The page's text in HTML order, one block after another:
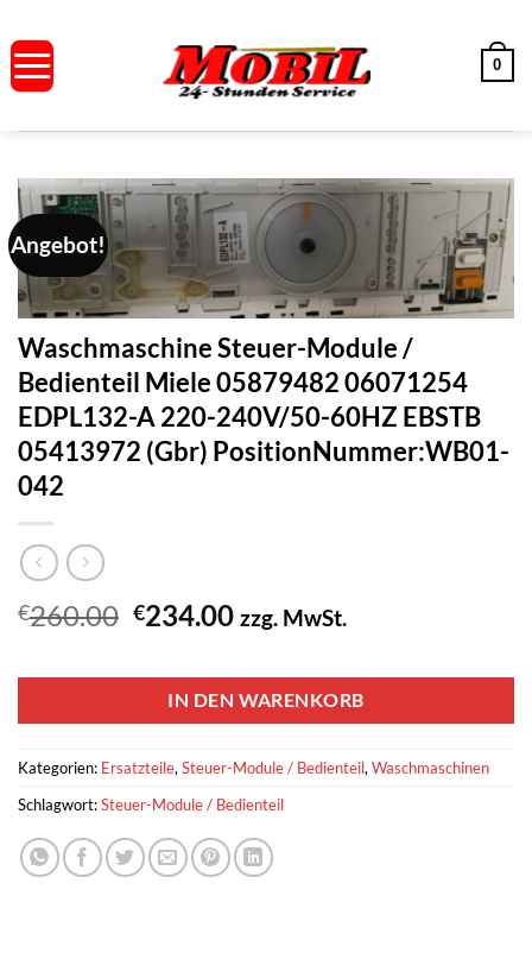
Inhalt
springen
0
Angebot!
Waschmaschine Steuer-Module /
Bedienteil Miele 05879482 06071254
EDPL132-A 220-240V/50-60HZ EBSTB
05413972 (Gbr) PositionNummer:WB01-
042
€260.00 Ursprünglicher
war:
€260.00
€234.00Aktueller
ist:
€234.00.
zzg. MwSt.
IN DEN WARENKORB
Kategorien: Ersatzteile,Steuer-Module / Bedienteil,Waschmaschinen
Schlagwort:Steuer-Module / Bedienteil